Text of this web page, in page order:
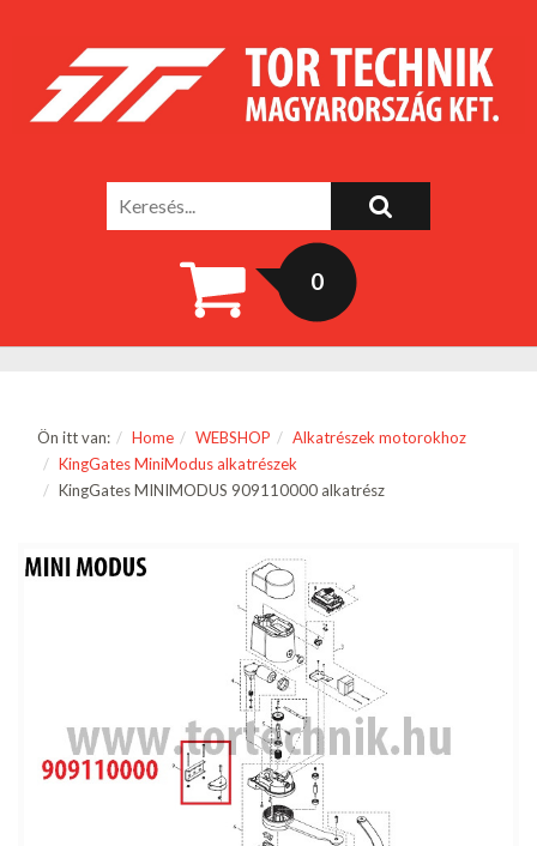
0
Ön itt van: Home WEBSHOP
Alkatrészek motorokhoz
KingGates MiniModus alkatrészek
KingGates MINIMODUS 909110000 alkatrész